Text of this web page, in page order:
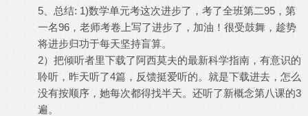
5、总结: 1)数学单元考这次进步了，考了全班第二95，第
一名96，老师考卷上写了进步了，加油！很受鼓舞，趁势
将进步归功于每天坚持盲算。
2）把倾听者里下载了阿西莫夫的最新科学指南，有意识的
聆听，昨天听了4篇，反馈挺爱听的。就是下载进去，怎么
没有按顺序，她每次都得找半天。还听了新概念第八课的3
遍。